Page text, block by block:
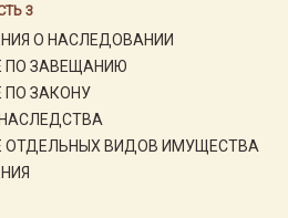
3
О НАСЛЕДОВАНИИ
ПО ЗАВЕЩАНИЮ
ПО ЗАКОНУ
НАСЛЕДСТВА
ОТДЕЛЬНЫХ ВИДОВ ИМУЩЕСТВА